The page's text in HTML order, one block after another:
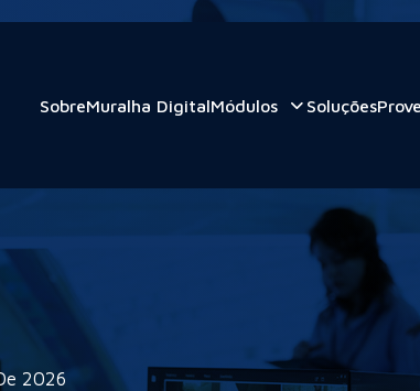
SobreMuralha DigitalMódulos Soluções
2026